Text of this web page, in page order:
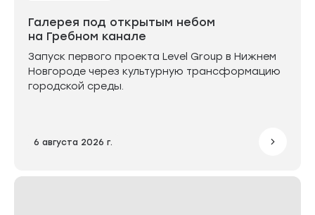
Галерея под открытым небом
на Гребном канале
Запуск первого проекта Level Group в Нижнем
Новгороде через культурную трансформацию
городской среды.
6 августа 2026 г.